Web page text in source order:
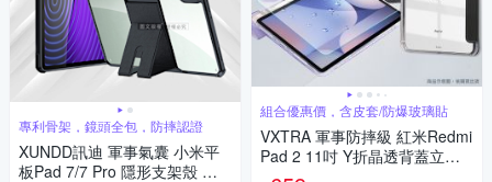
專利骨架，鏡頭全包，防摔認證
XUNDD訊迪 軍事氣囊 小米平
板Pad 7/7 Pro 隱形支架殼 平
組合優惠價，含皮套/防爆玻璃貼
VXTRA 軍事防摔級 紅米Redmi
Pad 2 11吋 Y折晶透背蓋立架
皮套+9H玻璃貼(合購價)